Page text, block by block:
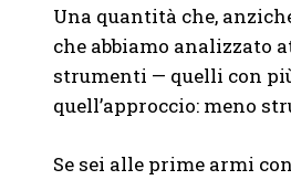
Una quantità che,
che abbiamo analizzato
strumenti — quelli con
quell’approccio: meno
Se sei alle prime armi